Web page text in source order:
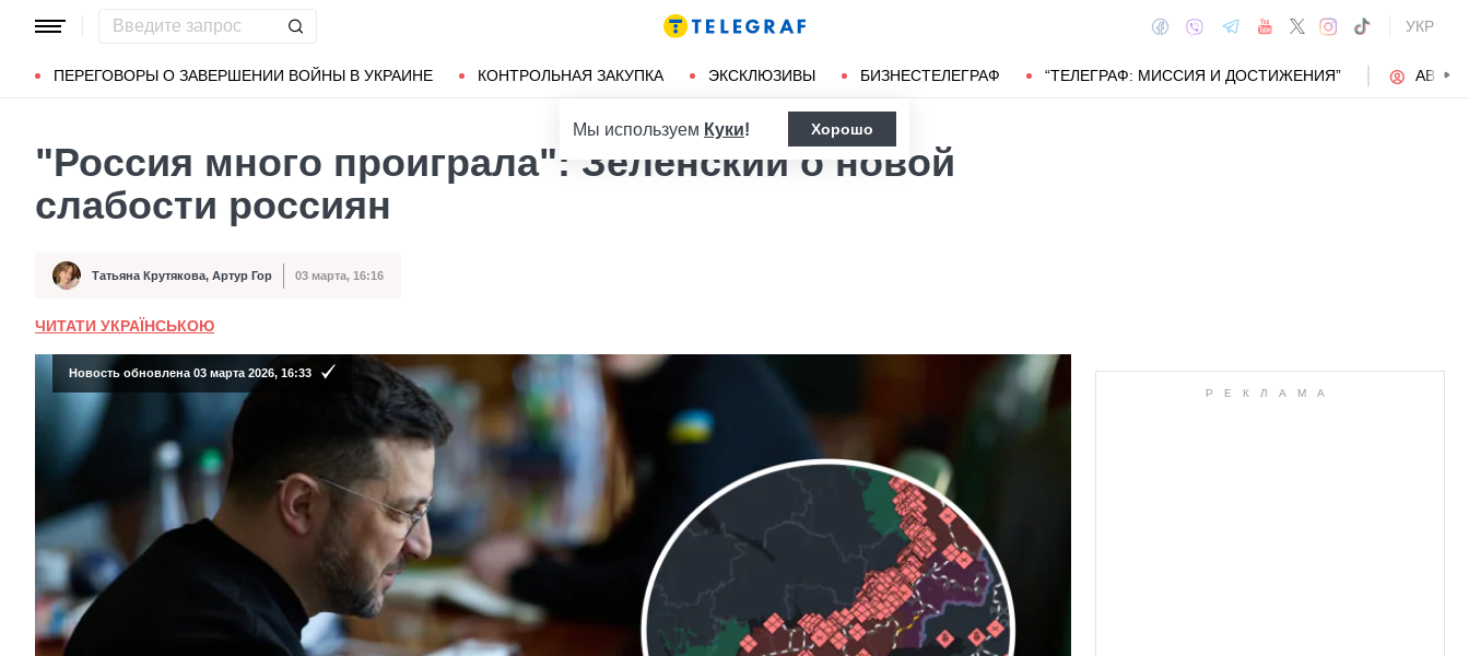
УКР
ПЕРЕГОВОРЫ О ЗАВЕРШЕНИИ ВОЙНЫ В УКРАИНЕ КОНТРОЛЬНАЯ ЗАКУПКА ЭКСКЛЮЗИВЫ БИЗНЕСТЕЛЕГРАФ “ТЕЛЕГРАФ: МИССИЯ И ДОСТИЖЕНИЯ”
Популярные запросы Мариуполь
Мы используем Куки! Хорошо
"Россия много проиграла": Зеленский о новой
слабости россиян
Автор Татьяна Крутякова, Артур Гор
Дата публикации 03 марта, 16:16
ЧИТАТИ УКРАЇНСЬКОЮ
Новость обновлена 03 марта 2026, 16:33